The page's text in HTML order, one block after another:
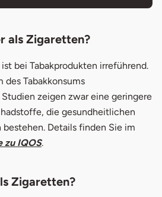
als Zigaretten?
ist bei Tabakprodukten irreführend.
des Tabakkonsums
zeigen zwar eine geringere
die gesundheitlichen
Details finden Sie im
zu IQOS.
Zigaretten?